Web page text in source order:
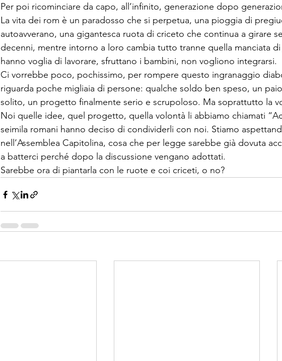
Per poi ricominciare da capo, all’infinito, generazione dopo
La vita dei rom è un paradosso che si perpetua, una pioggia di
autoavverano, una gigantesca ruota di criceto che continua a girare
decenni, mentre intorno a loro cambia tutto tranne quella manciata
hanno voglia di lavorare, sfruttano i bambini, non vogliono integrarsi.
Ci vorrebbe poco, pochissimo, per rompere questo ingranaggio
riguarda poche migliaia di persone: qualche soldo ben speso, un
solito, un progetto finalmente serio e scrupoloso. Ma soprattutto la
Noi quelle idee, quel progetto, quella volontà li abbiamo chiamati “
seimila romani hanno deciso di condividerli con noi. Stiamo
nell’Assemblea Capitolina, cosa che per legge sarebbe già dovuta
a batterci perché dopo la discussione vengano adottati.
Sarebbe ora di piantarla con le ruote e coi criceti, o no?